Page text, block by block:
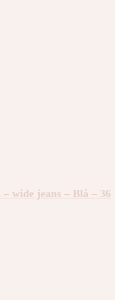
wide jeans – Blå – 36